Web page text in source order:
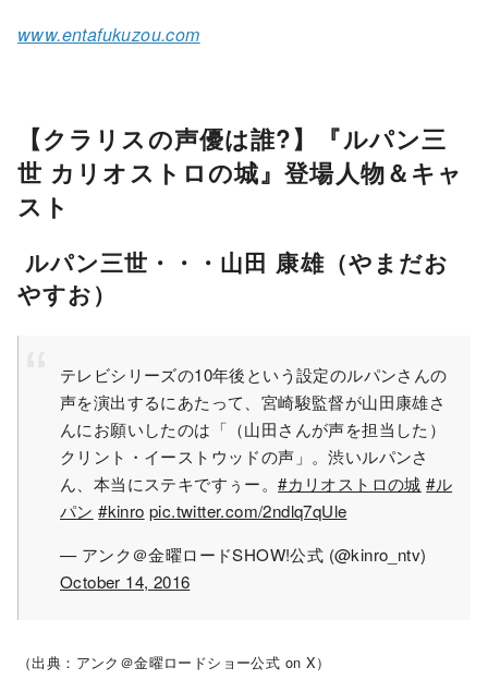
www.entafukuzou.com
【クラリスの声優は誰?】『ルパン三
世 カリオストロの城』登場人物＆キャ
スト
ルパン三世・・・山田 康雄（やまだお
やすお）
テレビシリーズの10年後という設定のルパンさんの
声を演出するにあたって、宮崎駿監督が山田康雄さ
んにお願いしたのは「（山田さんが声を担当した）
クリント・イーストウッドの声」。渋いルパンさ
ん、本当にステキですぅー。#カリオストロの城 #ル
パン #kinro pic.twitter.com/2ndlq7qUle
— アンク＠金曜ロードSHOW!公式 (@kinro_ntv)
October 14, 2016
（出典：アンク＠金曜ロードショー公式 on X）